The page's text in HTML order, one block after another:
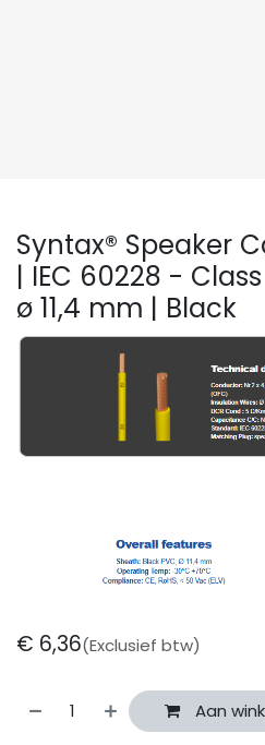
Syntax® Speaker
| IEC 60228 -
ø 11,4 mm | Black
€ 6,36(Exclusief btw)
Aan